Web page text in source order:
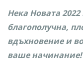
Нека Новата
благополучна,
вдъхновение и
ваше начинание!